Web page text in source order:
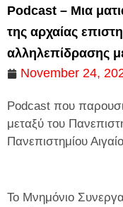
Podcast – Μια
της αρχαίας
αλληλεπίδρασης
November 24,
Podcast που
μεταξύ του
Πανεπιστημίου
Το Μνημόνιο